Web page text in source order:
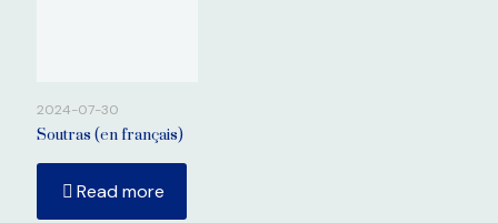
2024-07-30
Soutras (en français)
Read more